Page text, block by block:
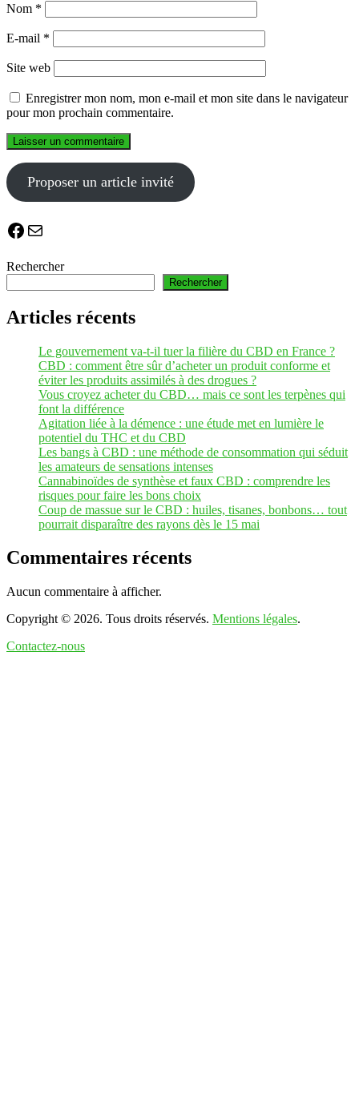
Nom *
E-mail *
Site web
Enregistrer mon nom, mon e-mail et mon site dans le navigateur
pour mon prochain commentaire.
Proposer un article invité
Facebook
E-mail
Rechercher
Rechercher
Articles récents
Le gouvernement va-t-il tuer la filière du CBD en France ?
CBD : comment être sûr d’acheter un produit conforme et
éviter les produits assimilés à des drogues ?
Vous croyez acheter du CBD… mais ce sont les terpènes qui
font la différence
Agitation liée à la démence : une étude met en lumière le
potentiel du THC et du CBD
Les bangs à CBD : une méthode de consommation qui séduit
les amateurs de sensations intenses
Cannabinoïdes de synthèse et faux CBD : comprendre les
risques pour faire les bons choix
Coup de massue sur le CBD : huiles, tisanes, bonbons… tout
pourrait disparaître des rayons dès le 15 mai
Commentaires récents
Aucun commentaire à afficher.
Copyright © 2026. Tous droits réservés. Mentions légales.
Contactez-nous